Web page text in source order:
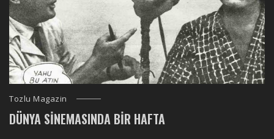
Tozlu Magazin
DÜNYA SINEMASINDA BIR HAFTA